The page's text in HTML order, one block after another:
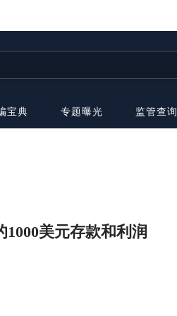
宝典 专题曝光 监管查询
美元存款和利润